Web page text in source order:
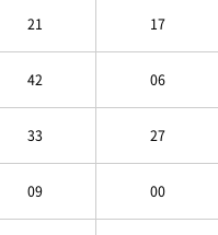
21 17
42 06
33 27
09 00